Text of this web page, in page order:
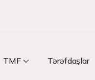
TMF Tərəfdaşlar